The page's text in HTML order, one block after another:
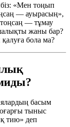
«Мен тоңып
— ауырасың»,
— тұмау
жаны бар?
бола ма?
басым
тыныс
тию» деп